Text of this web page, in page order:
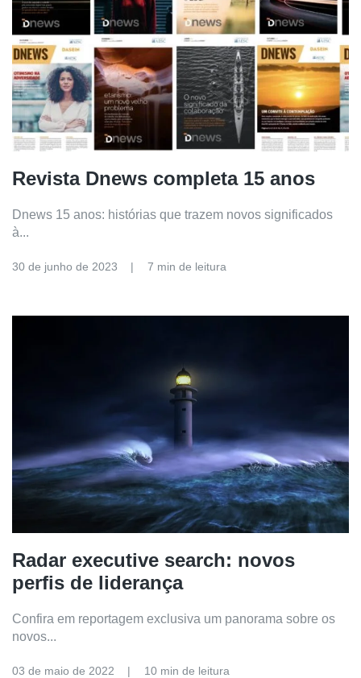
Revista Dnews completa 15 anos
Dnews 15 anos: histórias que trazem novos significados
à...
30 de junho de 2023 7 min de leitura
Radar executive search: novos
perfis de liderança
Confira em reportagem exclusiva um panorama sobre os
novos...
03 de maio de 2022 10 min de leitura